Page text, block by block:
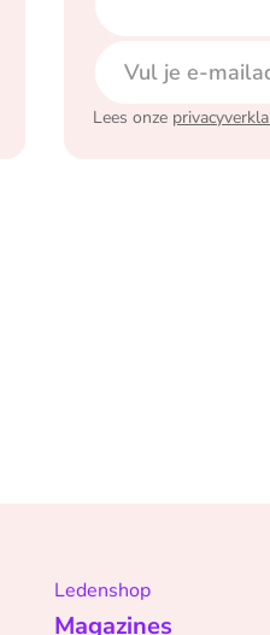
Lees onze
Ledenshop
Magazines